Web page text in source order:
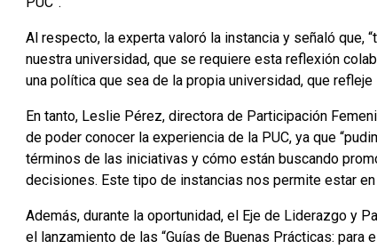
Al respecto, la experta valoró la instancia y señaló
nuestra universidad, que se requiere esta reflexión
una política que sea de la propia universidad, que
En tanto, Leslie Pérez, directora de Participación
de poder conocer la experiencia de la PUC, ya que
términos de las iniciativas y cómo están buscando
decisiones. Este tipo de instancias nos permite estar en
Además, durante la oportunidad, el Eje de Liderazgo y
el lanzamiento de las “Guías de Buenas Prácticas: para